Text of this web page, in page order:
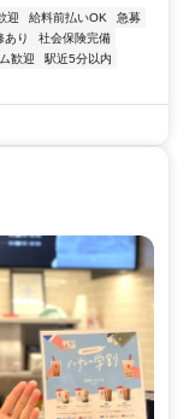
迎 給料前払いOK
急募
あり
社会保険完備
歓迎
駅近5分以内